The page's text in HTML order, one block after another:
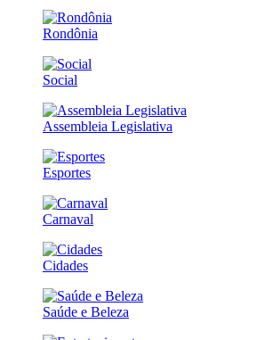
Rondônia
Social
Assembleia Legislativa
Esportes
Carnaval
Cidades
Saúde e Beleza